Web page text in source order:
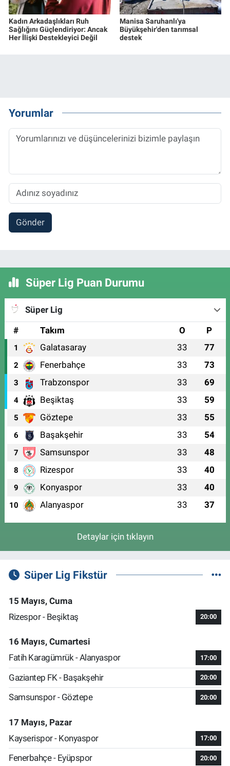
Kadın Arkadaşlıkları Ruh
Sağlığını Güçlendiriyor: Ancak
Her İlişki Destekleyici Değil
Manisa Saruhanlı'ya
Büyükşehir'den tarımsal
destek
Yorumlar
Gönder
Süper Lig Puan Durumu
Süper Lig
#
Takım O P
1 Galatasaray 33 77
2 Fenerbahçe 33 73
3 Trabzonspor 33 69
4 Beşiktaş 33 59
5 Göztepe 33 55
6 Başakşehir 33 54
7 Samsunspor 33 48
8 Rizespor 33 40
9 Konyaspor 33 40
10 Alanyaspor 33 37
Detaylar için tıklayın
Süper Lig Fikstür
15 Mayıs, Cuma
Rizespor - Beşiktaş
20:00
16 Mayıs, Cumartesi
Fatih Karagümrük - Alanyaspor
17:00
Gaziantep FK - Başakşehir 20:00
Samsunspor - Göztepe 20:00
17 Mayıs, Pazar
Kayserispor - Konyaspor
17:00
Fenerbahçe - Eyüpspor 20:00